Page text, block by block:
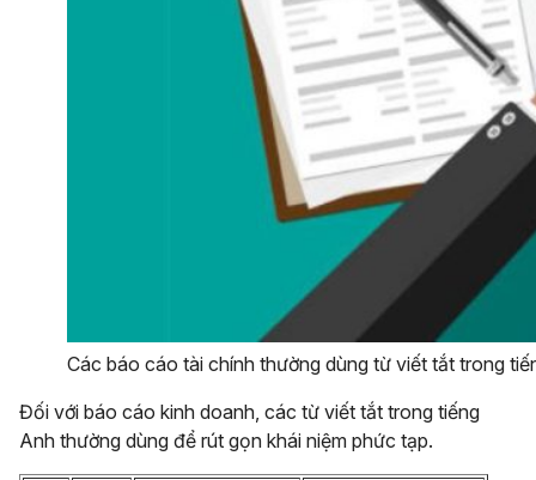
Các báo cáo tài chính thường dùng từ viết tắt trong
Đối với báo cáo kinh doanh, các từ viết tắt trong tiếng
Anh thường dùng để rút gọn khái niệm phức tạp.